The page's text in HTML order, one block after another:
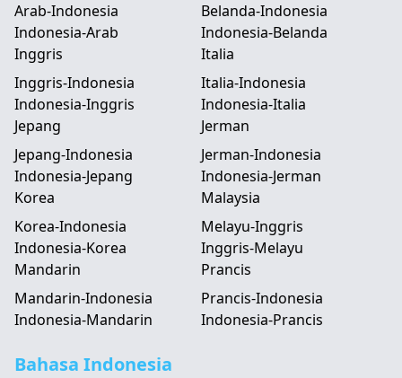
Arab-Indonesia
Indonesia-Arab
Belanda-Indonesia
Indonesia-Belanda
Inggris
Inggris-Indonesia
Indonesia-Inggris
Italia
Italia-Indonesia
Indonesia-Italia
Jepang
Jepang-Indonesia
Indonesia-Jepang
Jerman
Jerman-Indonesia
Indonesia-Jerman
Korea
Korea-Indonesia
Indonesia-Korea
Malaysia
Melayu-Inggris
Inggris-Melayu
Mandarin
Mandarin-Indonesia
Indonesia-Mandarin
Prancis
Prancis-Indonesia
Indonesia-Prancis
Bahasa Indonesia